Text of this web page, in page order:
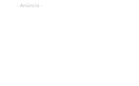
- Anúncio -